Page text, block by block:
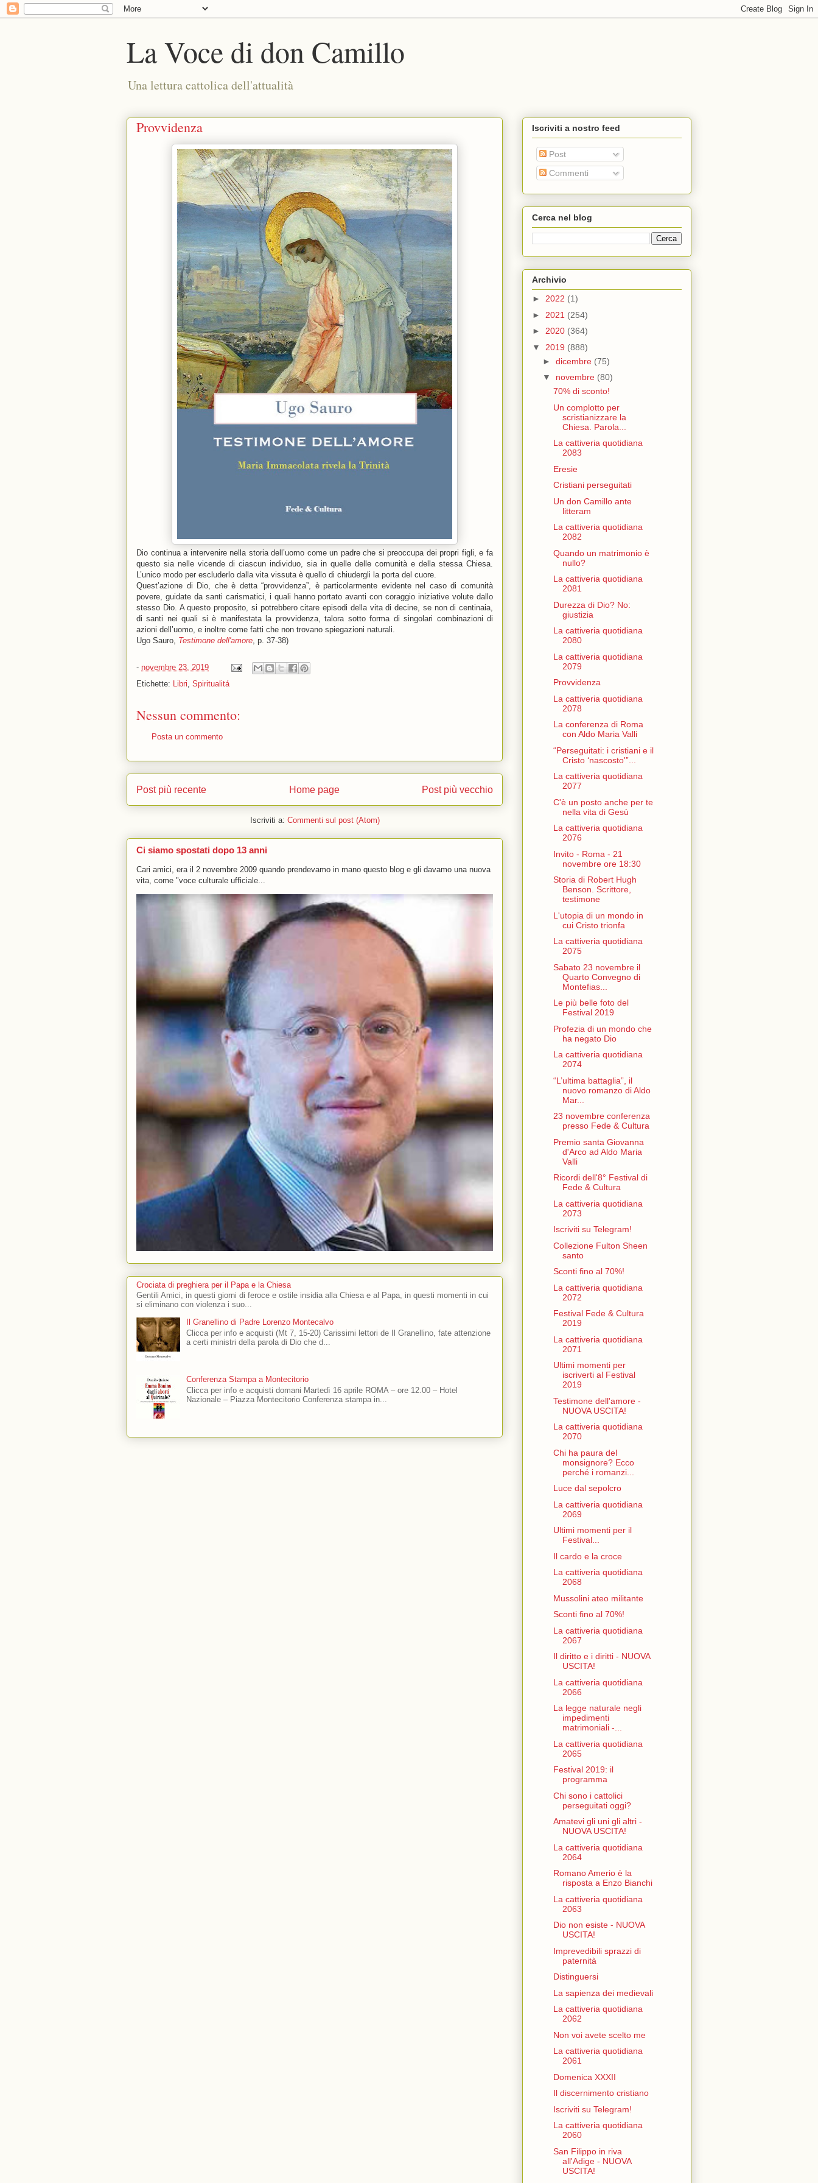
La Voce di don Camillo
Una lettura cattolica dell'attualità
Provvidenza
Dio continua a intervenire nella storia dell’uomo come un padre che si preoccupa dei propri figli, e fa
questo sia nelle vicende di ciascun individuo, sia in quelle delle comunità e della stessa Chiesa.
L’unico modo per escluderlo dalla vita vissuta è quello di chiudergli la porta del cuore.
Quest’azione di Dio, che è detta “provvidenza”, è particolarmente evidente nel caso di comunità
povere, guidate da santi carismatici, i quali hanno portato avanti con coraggio iniziative volute dallo
stesso Dio. A questo proposito, si potrebbero citare episodi della vita di decine, se non di centinaia,
di santi nei quali si è manifestata la provvidenza, talora sotto forma di singolari combinazioni di
azioni dell’uomo, e inoltre come fatti che non trovano spiegazioni naturali.
Ugo Sauro, Testimone dell'amore, p. 37-38)
- novembre 23, 2019
Etichette: Libri, Spiritualitá
Nessun commento:
Posta un commento
Post più recente Post più vecchio
Home page
Iscriviti a: Commenti sul post (Atom)
Ci siamo spostati dopo 13 anni
Cari amici, era il 2 novembre 2009 quando prendevamo in mano questo blog e gli davamo una nuova
vita, come "voce culturale ufficiale...
Crociata di preghiera per il Papa e la Chiesa
Gentili Amici, in questi giorni di feroce e ostile insidia alla Chiesa e al Papa, in questi momenti in cui
si eliminano con violenza i suo...
Il Granellino di Padre Lorenzo Montecalvo
Clicca per info e acquisti (Mt 7, 15-20) Carissimi lettori de Il Granellino, fate attenzione
a certi ministri della parola di Dio che d...
Conferenza Stampa a Montecitorio
Clicca per info e acquisti domani Martedì 16 aprile ROMA – ore 12.00 – Hotel
Nazionale – Piazza Montecitorio Conferenza stampa in...
Iscriviti a nostro feed
Post
Commenti
Cerca nel blog
Archivio
► 2022 (1)
► 2021 (254)
► 2020 (364)
▼ 2019 (888)
► dicembre (75)
▼ novembre (80)
70% di sconto!
Un complotto per
scristianizzare la
Chiesa. Parola...
La cattiveria quotidiana
2083
Eresie
Cristiani perseguitati
Un don Camillo ante
litteram
La cattiveria quotidiana
2082
Quando un matrimonio è
nullo?
La cattiveria quotidiana
2081
Durezza di Dio? No:
giustizia
La cattiveria quotidiana
2080
La cattiveria quotidiana
2079
Provvidenza
La cattiveria quotidiana
2078
La conferenza di Roma
con Aldo Maria Valli
“Perseguitati: i cristiani e il
Cristo ‘nascosto'”...
La cattiveria quotidiana
2077
C'è un posto anche per te
nella vita di Gesù
La cattiveria quotidiana
2076
Invito - Roma - 21
novembre ore 18:30
Storia di Robert Hugh
Benson. Scrittore,
testimone
L'utopia di un mondo in
cui Cristo trionfa
La cattiveria quotidiana
2075
Sabato 23 novembre il
Quarto Convegno di
Montefias...
Le più belle foto del
Festival 2019
Profezia di un mondo che
ha negato Dio
La cattiveria quotidiana
2074
“L’ultima battaglia”, il
nuovo romanzo di Aldo
Mar...
23 novembre conferenza
presso Fede & Cultura
Premio santa Giovanna
d'Arco ad Aldo Maria
Valli
Ricordi dell'8° Festival di
Fede & Cultura
La cattiveria quotidiana
2073
Iscriviti su Telegram!
Collezione Fulton Sheen
santo
Sconti fino al 70%!
La cattiveria quotidiana
2072
Festival Fede & Cultura
2019
La cattiveria quotidiana
2071
Ultimi momenti per
iscriverti al Festival
2019
Testimone dell'amore -
NUOVA USCITA!
La cattiveria quotidiana
2070
Chi ha paura del
monsignore? Ecco
perché i romanzi...
Luce dal sepolcro
La cattiveria quotidiana
2069
Ultimi momenti per il
Festival...
Il cardo e la croce
La cattiveria quotidiana
2068
Mussolini ateo militante
Sconti fino al 70%!
La cattiveria quotidiana
2067
Il diritto e i diritti - NUOVA
USCITA!
La cattiveria quotidiana
2066
La legge naturale negli
impedimenti
matrimoniali -...
La cattiveria quotidiana
2065
Festival 2019: il
programma
Chi sono i cattolici
perseguitati oggi?
Amatevi gli uni gli altri -
NUOVA USCITA!
La cattiveria quotidiana
2064
Romano Amerio è la
risposta a Enzo Bianchi
La cattiveria quotidiana
2063
Dio non esiste - NUOVA
USCITA!
Imprevedibili sprazzi di
paternità
Distinguersi
La sapienza dei medievali
La cattiveria quotidiana
2062
Non voi avete scelto me
La cattiveria quotidiana
2061
Domenica XXXII
Il discernimento cristiano
Iscriviti su Telegram!
La cattiveria quotidiana
2060
San Filippo in riva
all'Adige - NUOVA
USCITA!